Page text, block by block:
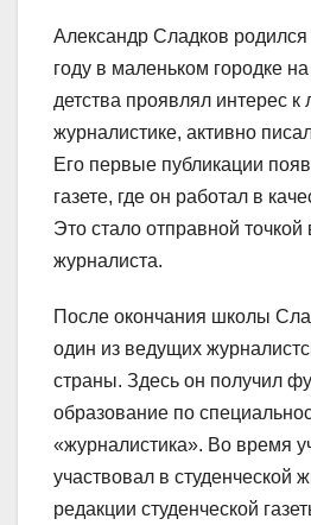
Александр Сладков
году в маленьком городке
детства проявлял интерес к
журналистике, активно
Его первые публикации
газете, где он работал в
Это стало отправной точкой
журналиста.
После окончания школы
один из ведущих
страны. Здесь он получил
образование по
«журналистика». Во время
участвовал в студенческой
редакции студенческой